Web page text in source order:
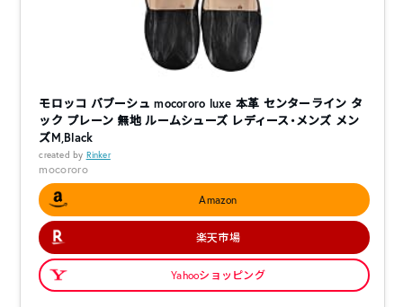
モロッコ バブーシュ mocororo luxe 本革 センターライン タ
ック プレーン 無地 ルームシューズ レディース・メンズ メン
ズM,Black
created by Rinker
mocororo
Amazon
楽天市場
Yahooショッピング